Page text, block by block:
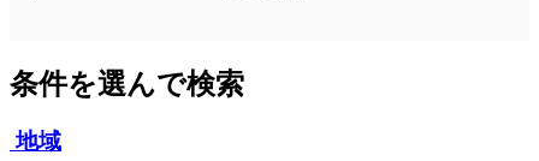
条件を選んで検索
地域